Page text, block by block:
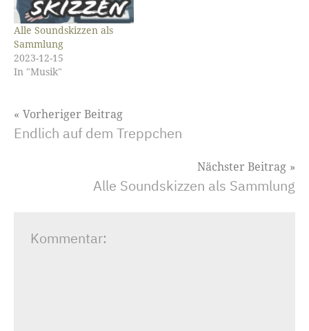
Alle Soundskizzen als
Sammlung
2023-12-15
In "Musik"
Beitragsnavigation
Vorheriger Beitrag
Endlich auf dem Treppchen
Nächster Beitrag
Alle Soundskizzen als Sammlung
Kommentar: